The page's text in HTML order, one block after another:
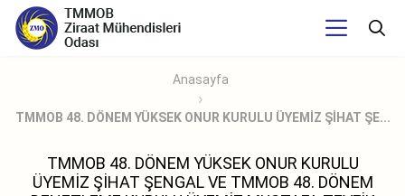
Anasayfa
TMMOB 48. DÖNEM YÜKSEK ONUR KURULU ÜYEMİZ ŞİHAT ŞE...
TMMOB 48. DÖNEM YÜKSEK ONUR KURULU
ÜYEMİZ ŞİHAT ŞENGAL VE TMMOB 48. DÖNEM